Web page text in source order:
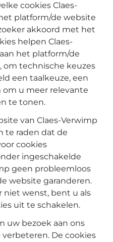
cookies Claes-
platform/de website
akkoord met het
helpen Claes-
het platform/de
technische keuzes
een taalkeuze, een
om u meer relevante
te tonen.
van Claes-Verwimp
te raden dat de
cookies
ingeschakelde
geen probleemloos
website garanderen.
niet wenst, bent u als
uit te schakelen.
uw bezoek aan ons
De cookies